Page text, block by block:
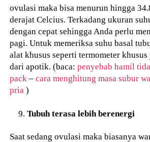
ovulasi maka bisa menurun hingga
derajat Celcius. Terkadang ukuran
dengan cepat sehingga Anda perlu
pagi. Untuk memeriksa suhu basal
alat khusus seperti termometer
dari apotik. (baca:penyebab hamil
pack –cara menghitung masa subur
pria )
Tubuh terasa lebih berenergi
Saat sedang ovulasi maka biasanya